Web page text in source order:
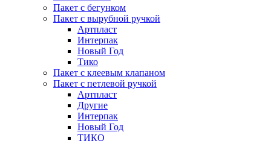
Пакет с бегунком
Пакет с вырубной ручкой
Артпласт
Интерпак
Новый Год
Тико
Пакет с клеевым клапаном
Пакет с петлевой ручкой
Артпласт
Другие
Интерпак
Новый Год
ТИКО